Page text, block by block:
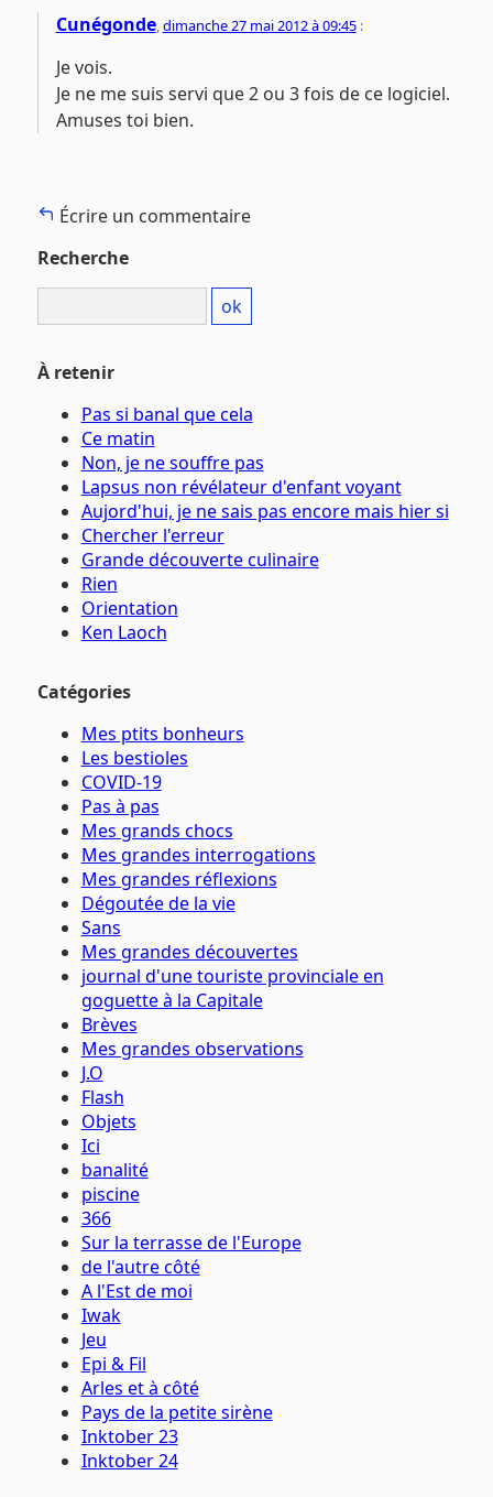
Cunégonde,dimanche 27 mai 2012 à 09:45:
Je vois.
Je ne me suis servi que 2 ou 3 fois de ce logiciel.
Amuses toi bien.
Écrire un commentaire
Recherche
À retenir
Pas si banal que cela
Ce matin
Non, je ne souffre pas
Lapsus non révélateur d'enfant voyant
Aujord'hui, je ne sais pas encore mais hier si
Chercher l'erreur
Grande découverte culinaire
Rien
Orientation
Ken Laoch
Catégories
Mes ptits bonheurs
Les bestioles
COVID-19
Pas à pas
Mes grands chocs
Mes grandes interrogations
Mes grandes réflexions
Dégoutée de la vie
Sans
Mes grandes découvertes
journal d'une touriste provinciale en
goguette à la Capitale
Brèves
Mes grandes observations
J.O
Flash
Objets
Ici
banalité
piscine
366
Sur la terrasse de l'Europe
de l'autre côté
A l'Est de moi
Iwak
Jeu
Epi & Fil
Arles et à côté
Pays de la petite sirène
Inktober 23
Inktober 24